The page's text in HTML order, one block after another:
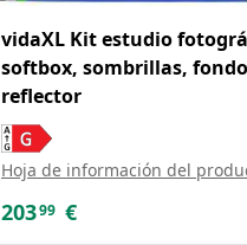
vidaXL Kit estudio
softbox, sombrillas,
reflector
Hoja de información del
20399 €